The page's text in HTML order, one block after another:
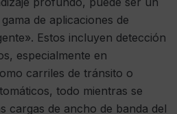
de aplicaciones de
Estos incluyen detección
especialmente en
carriles de tránsito o
todo mientras se
cargas de ancho de banda del